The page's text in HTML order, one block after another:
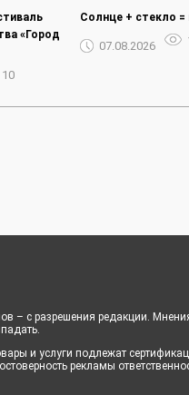
«Город
10
Солнце + стекло =
07.08.2026
– с разрешения редакции.
и услуги подлежат
рекламы